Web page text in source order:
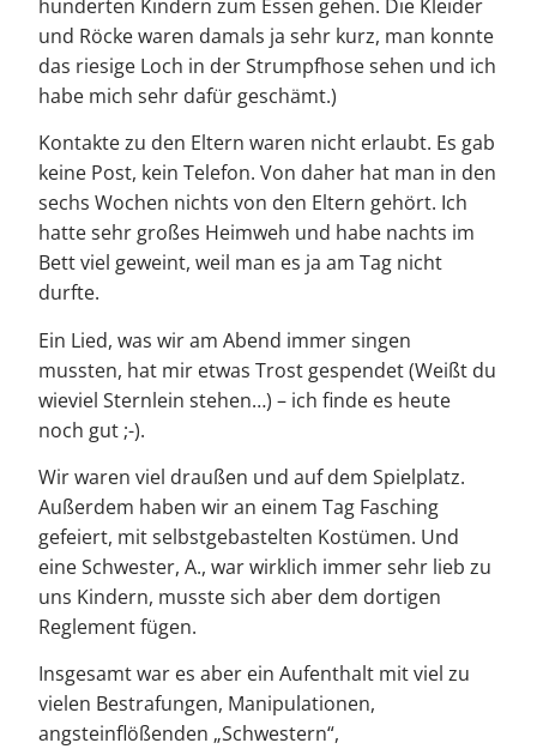
hunderten Kindern zum Essen gehen. Die Kleider
und Röcke waren damals ja sehr kurz, man konnte
das riesige Loch in der Strumpfhose sehen und ich
habe mich sehr dafür geschämt.)
Kontakte zu den Eltern waren nicht erlaubt. Es gab
keine Post, kein Telefon. Von daher hat man in den
sechs Wochen nichts von den Eltern gehört. Ich
hatte sehr großes Heimweh und habe nachts im
Bett viel geweint, weil man es ja am Tag nicht
durfte.
Ein Lied, was wir am Abend immer singen
mussten, hat mir etwas Trost gespendet (Weißt du
wieviel Sternlein stehen…) – ich finde es heute
noch gut ;-).
Wir waren viel draußen und auf dem Spielplatz.
Außerdem haben wir an einem Tag Fasching
gefeiert, mit selbstgebastelten Kostümen. Und
eine Schwester, A., war wirklich immer sehr lieb zu
uns Kindern, musste sich aber dem dortigen
Reglement fügen.
Insgesamt war es aber ein Aufenthalt mit viel zu
vielen Bestrafungen, Manipulationen,
angsteinflößenden „Schwestern“,